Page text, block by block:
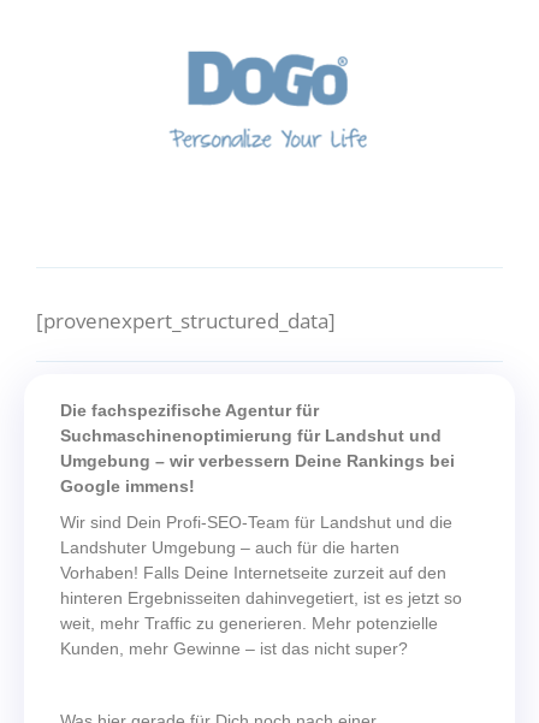
[provenexpert_structured_data]
Die fachspezifische Agentur für
Suchmaschinenoptimierung für Landshut und
Umgebung – wir verbessern Deine Rankings bei
Google immens!
Wir sind Dein Profi-SEO-Team für Landshut und die
Landshuter Umgebung – auch für die harten
Vorhaben! Falls Deine Internetseite zurzeit auf den
hinteren Ergebnisseiten dahinvegetiert, ist es jetzt so
weit, mehr Traffic zu generieren. Mehr potenzielle
Kunden, mehr Gewinne – ist das nicht super?